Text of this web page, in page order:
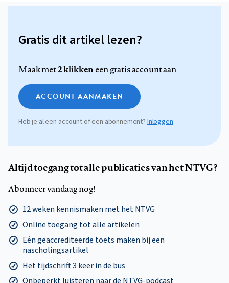
Gratis dit artikel lezen?
Maak met2 klikkeneen gratis account aan
ACCOUNT AANMAKEN
Heb je al een account of een abonnement? Inloggen
Altijd toegang tot alle publicaties van het NTVG?
Abonneer vandaag nog!
12 weken kennismaken met het NTVG
Online toegang tot alle artikelen
Eén geaccrediteerde toets maken bij een
nascholingsartikel
Het tijdschrift 3 keer in de bus